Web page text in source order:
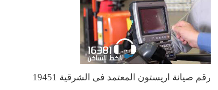
رقم صيانة اريستون المعتمد فى الشرقية 19451